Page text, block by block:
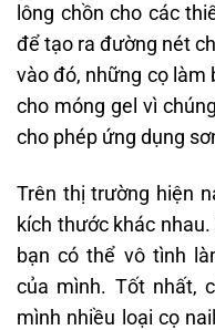
lông chồn cho các
để tạo ra đường nét
vào đó, những cọ làm
cho móng gel vì
cho phép ứng dụng
Trên thị trường hiện
kích thước khác
bạn có thể vô tình
của mình. Tốt nhất,
mình nhiều loại cọ